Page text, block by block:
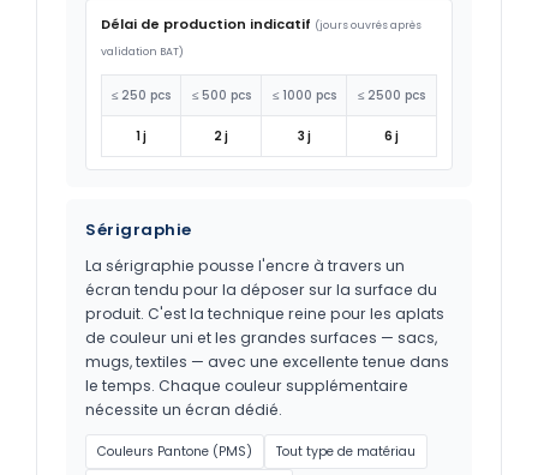
Délai de production indicatif (jours ouvrés après
validation BAT)
≤ 250 pcs ≤ 500 pcs ≤ 1000 pcs ≤ 2500 pcs
1 j 2 j 3 j 6 j
Sérigraphie
La sérigraphie pousse l'encre à travers un
écran tendu pour la déposer sur la surface du
produit. C'est la technique reine pour les aplats
de couleur uni et les grandes surfaces — sacs,
mugs, textiles — avec une excellente tenue dans
le temps. Chaque couleur supplémentaire
nécessite un écran dédié.
Couleurs Pantone (PMS)
Tout type de matériau